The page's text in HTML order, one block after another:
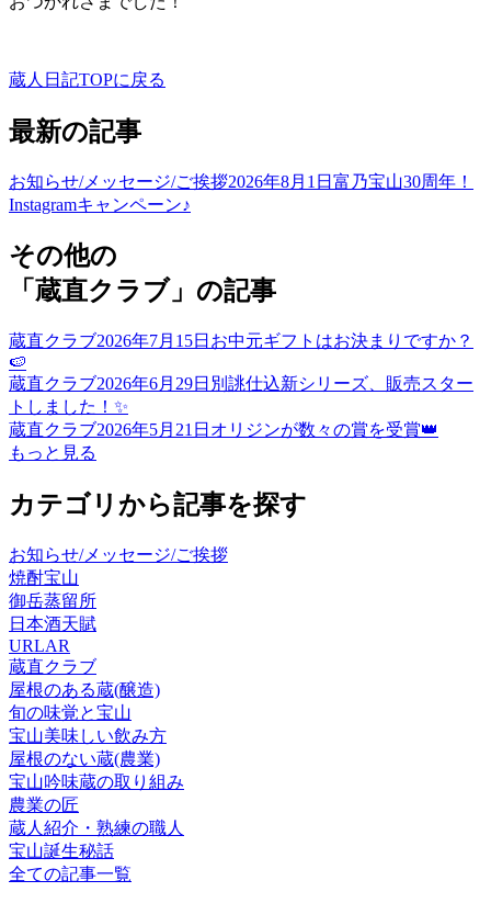
蔵人日記TOPに戻る
最新の記事
お知らせ/メッセージ/ご挨拶2026年8月1日 富乃宝山30周年！
Instagramキャンペーン♪
その他の
「蔵直クラブ」の記事
蔵直クラブ2026年7月15日 お中元ギフトはお決まりですか？
🍉
蔵直クラブ2026年6月29日 別誂仕込新シリーズ、販売スター
トしました！✨
蔵直クラブ2026年5月21日 オリジンが数々の賞を受賞👑
もっと見る
カテゴリから記事を探す
お知らせ/メッセージ/ご挨拶
焼酎宝山
御岳蒸留所
日本酒天賦
URLAR
蔵直クラブ
屋根のある蔵(醸造)
旬の味覚と宝山
宝山美味しい飲み方
屋根のない蔵(農業)
宝山吟味蔵の取り組み
農業の匠
蔵人紹介・熟練の職人
宝山誕生秘話
全ての記事一覧